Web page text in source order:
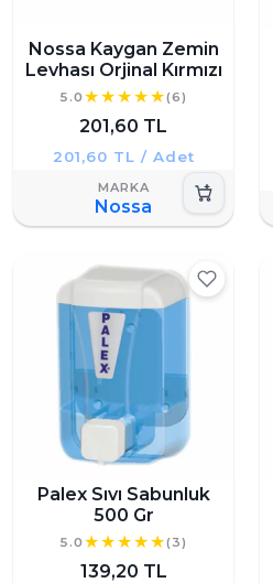
Nossa Kaygan Zemin
Levhası Orjinal Kırmızı
5.0 (6)
201,60 TL
201,60 TL / Adet
Nossa
Palex Sıvı Sabunluk
500 Gr
5.0 (3)
139,20 TL